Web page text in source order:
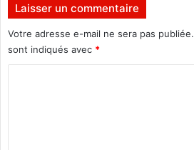
n
c
i
d
d
e
v
i
Laisser un commentaire
Votre adresse e-mail ne sera pas publiée.
sont indiqués avec *